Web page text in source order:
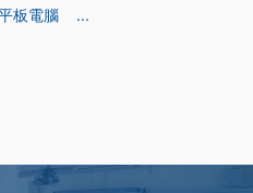
板電腦 ...